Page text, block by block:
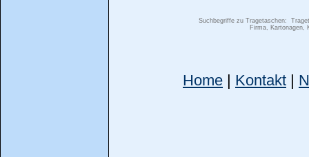
Suchbegriffe zu Tragetaschen:
Firma, Kartonagen,
Home | Kontakt |